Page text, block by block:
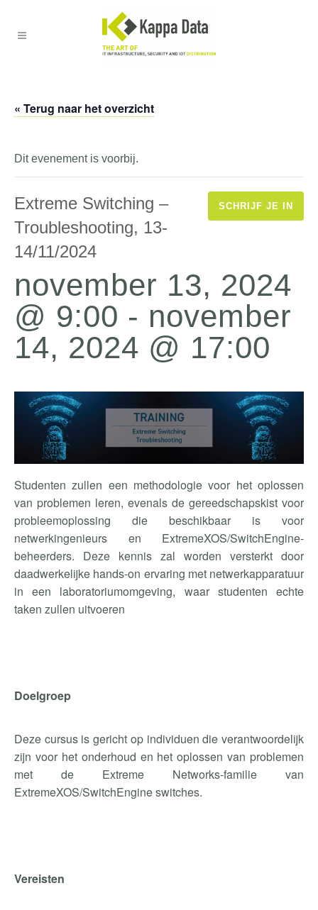
« Terug naar het overzicht
Dit evenement is voorbij.
SCHRIJF JE IN
Extreme Switching –
Troubleshooting, 13-
14/11/2024
november 13, 2024
@ 9:00 - november
14, 2024 @ 17:00
Studenten zullen een methodologie voor het oplossen
van problemen leren, evenals de gereedschapskist voor
probleemoplossing die beschikbaar is voor
netwerkingenieurs en ExtremeXOS/SwitchEngine-
beheerders. Deze kennis zal worden versterkt door
daadwerkelijke hands-on ervaring met netwerkapparatuur
in een laboratoriumomgeving, waar studenten echte
taken zullen uitvoeren
Doelgroep
Deze cursus is gericht op individuen die verantwoordelijk
zijn voor het onderhoud en het oplossen van problemen
met de Extreme Networks-familie van
ExtremeXOS/SwitchEngineswitches.
Vereisten